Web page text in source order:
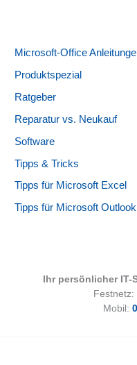
Microsoft-Office
Produktspezial
Ratgeber
Reparatur vs. Neukauf
Software
Tipps & Tricks
Tipps für Microsoft Excel
Tipps für Microsoft Outlook
Ihr persönlicher
Festnetz:
Mobil: